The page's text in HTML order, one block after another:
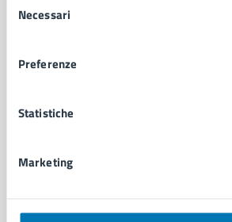
delNecessari
Preferenze
Statistiche
Marketing
NOVITÀ
Comunicati
Comunicati stampa del Consiglio Comunale
VIVERE IL COMUNE